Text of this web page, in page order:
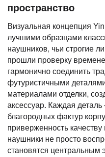
пространство
Визуальная концепция
лучшими образцами
наушников, чьи строгие
прошли проверку
гармонично соединить
футуристичными
материалами отделки,
аксессуар. Каждая
благородных фактур
приверженность
наушники не просто
становятся центральным